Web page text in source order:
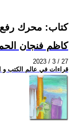
كتاب: محرك رفع
كاظم فنجان
2023 / 3 / 27
قراءات في عالم الكتب و